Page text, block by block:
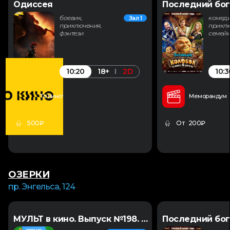
Одиссея
боевик,
приключения,
фэнтези
Зал 1
10:20 18+ 2D
То Кино!
500₽
Последний
Меморандум
От 200₽
ОЗЕРКИ
пр. Энгельса, 124
МУЛЬТ в кино. Выпуск №198. Некогда скучать Последний